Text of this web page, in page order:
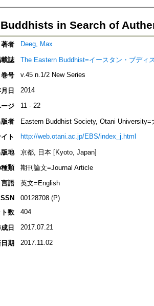
in Search of
著者 Deeg, Max
誌
The Eastern Buddhist=イースタン・ブディ
巻号
v.45 n.1/2 New Series
日 2014
ジ 11 - 22
者
Eastern Buddhist Society, Otani
ト
http://web.otani.ac.jp/EBS/index_j.html
地
京都, 日本 [Kyoto, Japan]
類
期刊論文=Journal Article
言語
英文=English
ISSN
00128708 (P)
ト数
404
日 2017.07.21
期 2017.11.02